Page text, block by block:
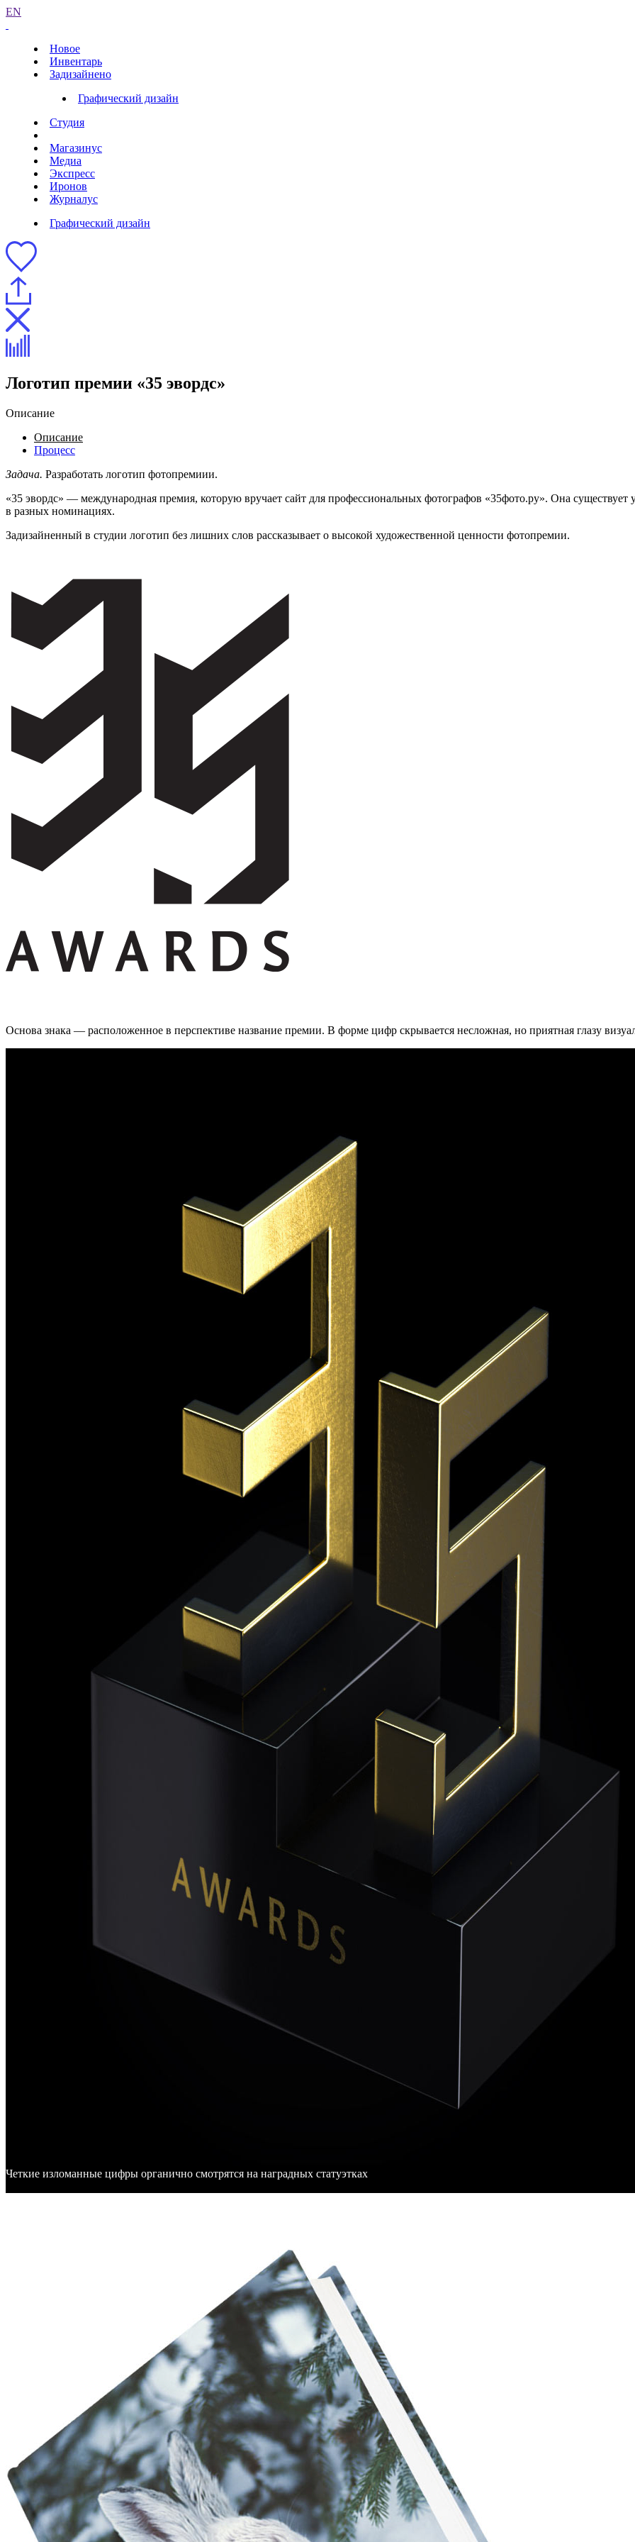
EN
Новое
Инвентарь
Задизайнено
Графический дизайн
Студия
Магазинус
Медиа
Экспресс
Иронов
Журналус
Графический дизайн
Логотип премии «35 эвордс»
Описание
Описание
Процесс
Задача. Разработать логотип фотопремиии.
«35 эвордс» — международная премия, которую вручает сайт для профессиональных фотографов «35фото.ру». Она существует
в разных номинациях.
Задизайненный в студии логотип без лишних слов рассказывает о высокой художественной ценности фотопремии.
Основа знака — расположенное в перспективе название премии. В форме цифр скрывается несложная, но приятная глазу
Четкие изломанные цифры органично смотрятся на наградных статуэтках